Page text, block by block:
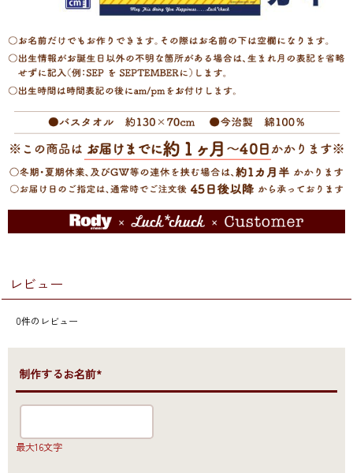
レビュー
0件のレビュー
●制作するお名前*
最大16文字